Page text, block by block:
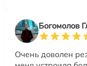
Богомолов
Очень доволен